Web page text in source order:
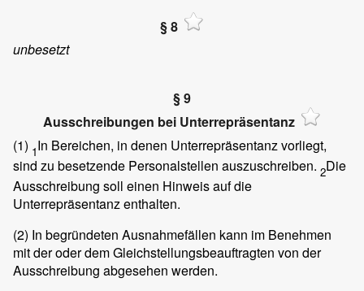
§ 8
unbesetzt
§ 9
Ausschreibungen bei Unterrepräsentanz
(1) 1In Bereichen, in denen Unterrepräsentanz vorliegt,
sind zu besetzende Personalstellen auszuschreiben. 2Die
Ausschreibung soll einen Hinweis auf die
Unterrepräsentanz enthalten.
(2) In begründeten Ausnahmefällen kann im Benehmen
mit der oder dem Gleichstellungsbeauftragten von der
Ausschreibung abgesehen werden.